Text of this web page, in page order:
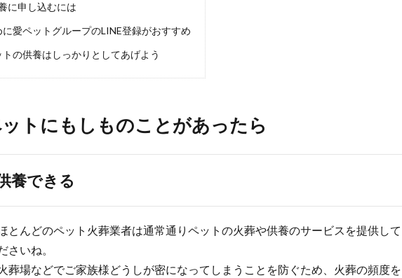
に申し込むには
愛ペットグループのLINE登録がおすすめ
の供養はしっかりとしてあげよう
トにもしものことがあったら
養できる
とんどのペット火葬業者は通常通りペットの火葬や供養のサービスを提供して
さいね。
葬場などでご家族様どうしが密になってしまうことを防ぐため、火葬の頻度を